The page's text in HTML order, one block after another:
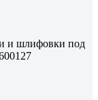
и шлифовки под